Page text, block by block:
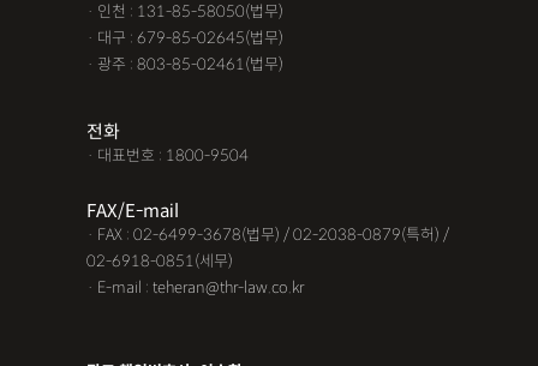
· 인천 : 131-85-58050(법무)
· 대구 : 679-85-02645(법무)
· 광주 : 803-85-02461(법무)
전화
· 대표번호 : 1800-9504
FAX/E-mail
· FAX : 02-6499-3678(법무) / 02-2038-0879(특허) /
02-6918-0851(세무)
· E-mail : teheran@thr-law.co.kr